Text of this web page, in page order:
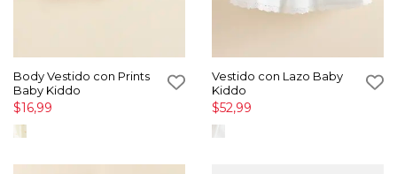
Body Vestido con Prints
Baby Kiddo
$16,99
Vestido con Lazo Baby
Kiddo
$52,99